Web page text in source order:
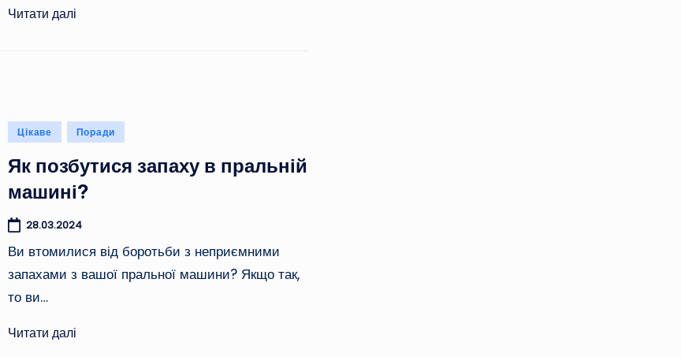
Читати далі
Опубліковано
Цікаве Поради
Як позбутися запаху в пральній
машині?
28.03.2024
Ви втомилися від боротьби з неприємними
запахами з вашої пральної машини? Якщо так,
то ви…
Читати далі